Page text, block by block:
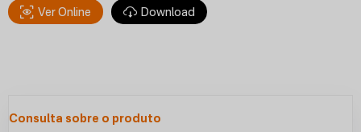
Ver Online Download
Consulta sobre o produto